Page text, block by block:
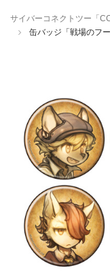
サイバーコネクトツー「
缶バッジ「戦場のフ